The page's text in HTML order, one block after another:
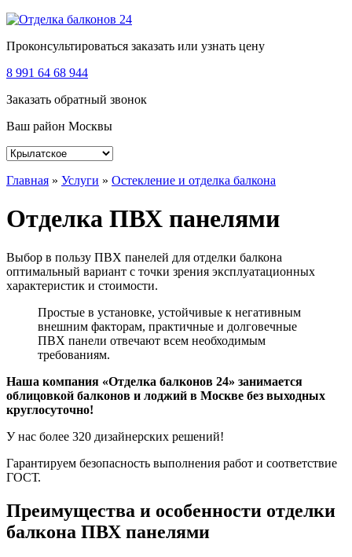
Проконсультироваться заказать или узнать цену
8 991 64 68 944
Заказать обратный звонок
Ваш район Москвы
Главная » Услуги » Остекление и отделка балкона
Отделка ПВХ панелями
Выбор в пользу ПВХ панелей для отделки балкона
оптимальный вариант с точки зрения эксплуатационных
характеристик и стоимости.
Простые в установке, устойчивые к негативным
внешним факторам, практичные и долговечные
ПВХ панели отвечают всем необходимым
требованиям.
Наша компания «Отделка балконов 24» занимается
облицовкой балконов и лоджий в Москве без выходных
круглосуточно!
У нас более 320 дизайнерских решений!
Гарантируем безопасность выполнения работ и соответствие
ГОСТ.
Преимущества и особенности отделки
балкона ПВХ панелями